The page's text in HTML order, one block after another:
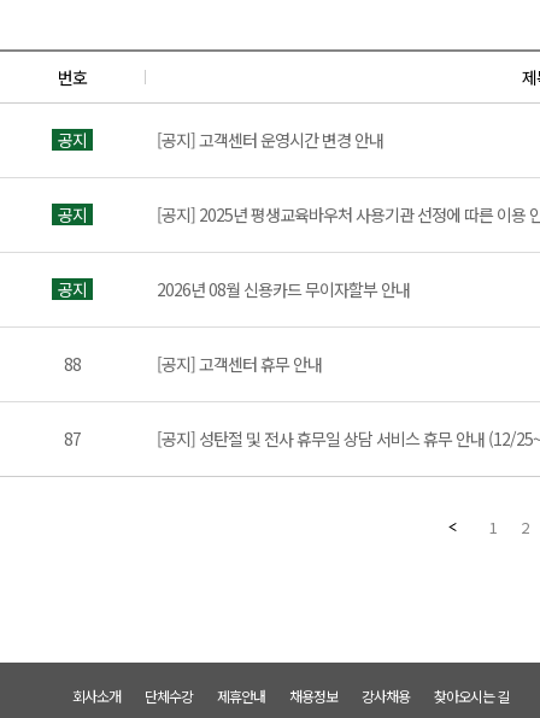
번호
공지 [공지] 고객센터 운영시간 변경 안내
공지 [공지] 2025년 평생교육바우처 사용기관 선정에 따른 이용
공지 2026년 08월 신용카드 무이자할부 안내
88 [공지] 고객센터 휴무 안내
87 [공지] 성탄절 및 전사 휴무일 상담 서비스 휴무 안내 (12/
1 2
회사소개 단체수강 제휴안내 채용정보 강사채용 찾아오시는 길